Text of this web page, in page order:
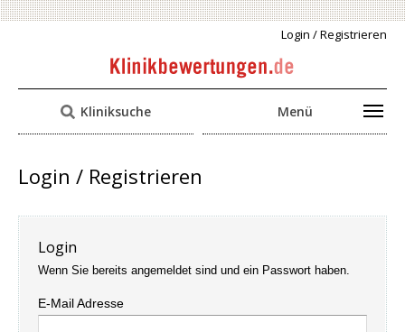
Login / Registrieren
Kliniksuche Menü
Login / Registrieren
Login
Wenn Sie bereits angemeldet sind und ein Passwort haben.
E-Mail Adresse